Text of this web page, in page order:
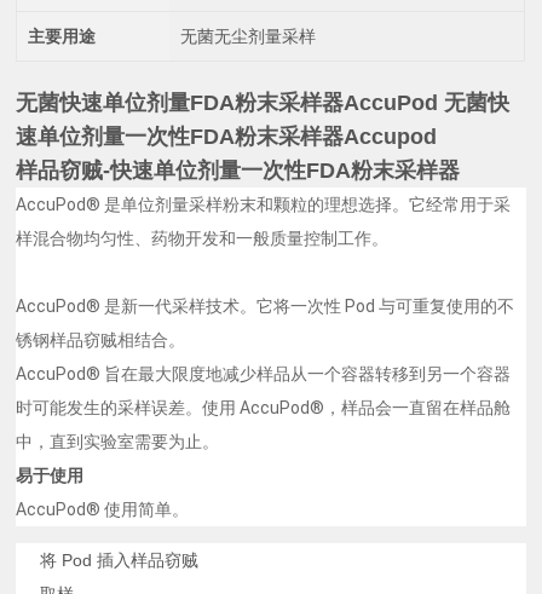
主要用途 无菌无尘剂量采样
无菌快速单位剂量FDA粉末采样器AccuPod 无菌快
速单位剂量一次性FDA粉末采样器Accupod
样品窃贼-快速单位剂量一次性FDA粉末采样器
AccuPod® 是单位剂量采样粉末和颗粒的理想选择。它经常用于采
样混合物均匀性、药物开发和一般质量控制工作。
AccuPod® 是新一代采样技术。它将一次性 Pod 与可重复使用的不
锈钢样品窃贼相结合。
AccuPod® 旨在最大限度地减少样品从一个容器转移到另一个容器
时可能发生的采样误差。使用 AccuPod®，样品会一直留在样品舱
中，直到实验室需要为止。
易于使用
AccuPod® 使用简单。
将 Pod 插入样品窃贼